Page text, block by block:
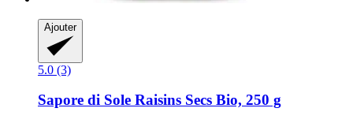
Ajouter
5.0 (3)
Sapore di Sole Raisins Secs Bio, 250 g